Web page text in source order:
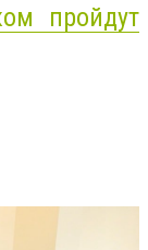
пройдут